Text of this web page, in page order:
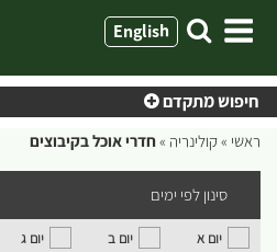
לתוכן
English
חיפוש מתקדם
ראשי »קולינריה »חדרי אוכל בקיבוצים
סינון לפי ימים
יום א יום ב יום ג